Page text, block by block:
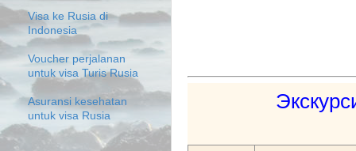
Visa ke Rusia di
Indonesia
Voucher perjalanan
untuk visa Turis Rusia
Asuransi kesehatan
untuk visa Rusia